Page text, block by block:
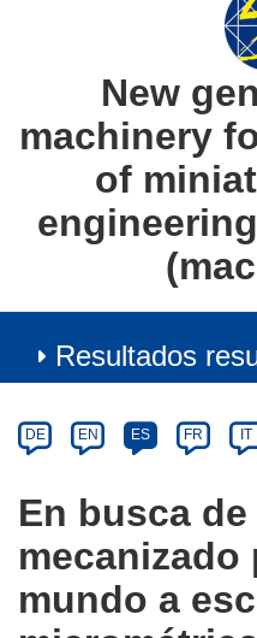
New
machinery
of
Resultados
Category
Article
available
the
following
languages:
DE EN ES FR IT
En busca
mecanizado
mundo a